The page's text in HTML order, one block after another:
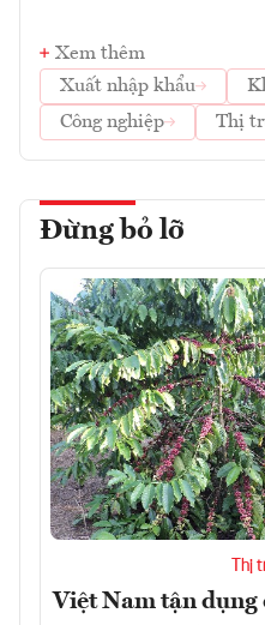
Xem thêm
Xuất nhập khẩu
Công nghiệp
Thị
Đừng bỏ lỡ
Thị
Việt Nam tận